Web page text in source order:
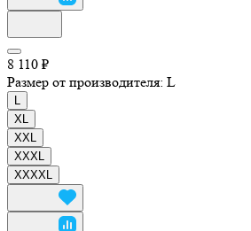
8 110 ₽
Размер от производителя: L
XL
XXL
XXXL
XXXXL